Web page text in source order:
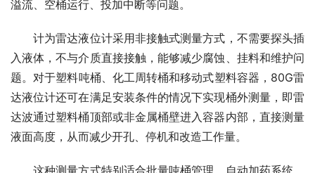
溢流、空桶运行、投加中断等问题。
计为雷达液位计采用非接触式测量方式，不需要探头插
入液体，不与介质直接接触，能够减少腐蚀、挂料和维护问
题。对于塑料吨桶、化工周转桶和移动式塑料容器，80G雷
达液位计还可在满足安装条件的情况下实现桶外测量，即雷
达波通过塑料桶顶部或非金属桶壁进入容器内部，直接测量
液面高度，从而减少开孔、停机和改造工作量。